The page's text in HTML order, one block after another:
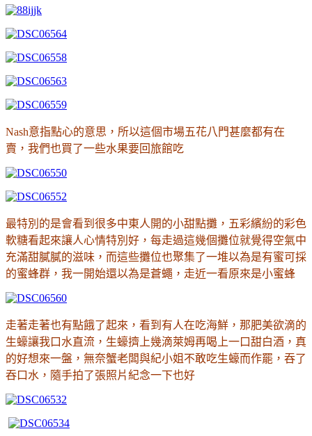
Nash意指點心的意思，所以這個市場五花八門甚麼都有在
賣，我們也買了一些水果要回旅館吃
最特別的是會看到很多中東人開的小甜點攤，五彩繽紛的彩色
軟糖看起來讓人心情特別好，每走過這幾個攤位就覺得空氣中
充滿甜膩膩的滋味，而這些攤位也聚集了一堆以為是有蜜可採
的蜜蜂群，我一開始還以為是蒼蠅，走近一看原來是小蜜蜂
走著走著也有點餓了起來，看到有人在吃海鮮，那肥美欲滴的
生蠔讓我口水直流，生蠔擠上幾滴萊姆再喝上一口甜白酒，真
的好想來一盤，無奈蟹老闆與紀小姐不敢吃生蠔而作罷，吞了
吞口水，隨手拍了張照片紀念一下也好